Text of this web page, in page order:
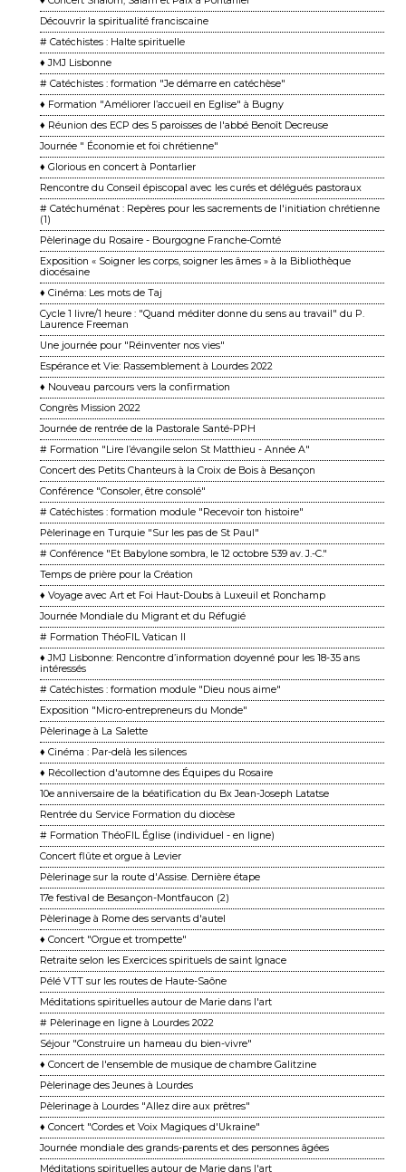
Découvrir la spiritualité franciscaine
# Catéchistes : Halte spirituelle
♦ JMJ Lisbonne
# Catéchistes : formation "Je démarre en catéchèse"
♦ Formation "Améliorer l’accueil en Eglise" à Bugny
♦ Réunion des ECP des 5 paroisses de l'abbé Benoît Decreuse
Journée " Économie et foi chrétienne"
♦ Glorious en concert à Pontarlier
Rencontre du Conseil épiscopal avec les curés et délégués pastoraux
# Catéchuménat : Repères pour les sacrements de l'initiation chrétienne
(1)
Pèlerinage du Rosaire - Bourgogne Franche-Comté
Exposition « Soigner les corps, soigner les âmes » à la Bibliothèque
diocésaine
♦ Cinéma: Les mots de Taj
Cycle 1 livre/1 heure : "Quand méditer donne du sens au travail" du P.
Laurence Freeman
Une journée pour "Réinventer nos vies"
Espérance et Vie: Rassemblement à Lourdes 2022
♦ Nouveau parcours vers la confirmation
Congrès Mission 2022
Journée de rentrée de la Pastorale Santé-PPH
# Formation "Lire l’évangile selon St Matthieu - Année A"
Concert des Petits Chanteurs à la Croix de Bois à Besançon
Conférence "Consoler, être consolé"
# Catéchistes : formation module "Recevoir ton histoire"
Pèlerinage en Turquie "Sur les pas de St Paul"
# Conférence "Et Babylone sombra, le 12 octobre 539 av. J.-C."
Temps de prière pour la Création
♦ Voyage avec Art et Foi Haut-Doubs à Luxeuil et Ronchamp
Journée Mondiale du Migrant et du Réfugié
# Formation ThéoFIL Vatican II
♦ JMJ Lisbonne: Rencontre d’information doyenné pour les 18-35 ans
intéressés
# Catéchistes : formation module "Dieu nous aime"
Exposition "Micro-entrepreneurs du Monde"
Pèlerinage à La Salette
♦ Cinéma : Par-delà les silences
♦ Récollection d'automne des Équipes du Rosaire
10e anniversaire de la béatification du Bx Jean-Joseph Latatse
Rentrée du Service Formation du diocèse
# Formation ThéoFIL Église (individuel - en ligne)
Concert flûte et orgue à Levier
Pèlerinage sur la route d'Assise. Dernière étape
17e festival de Besançon-Montfaucon (2)
Pèlerinage à Rome des servants d'autel
♦ Concert "Orgue et trompette"
Retraite selon les Exercices spirituels de saint Ignace
Pélé VTT sur les routes de Haute-Saône
Méditations spirituelles autour de Marie dans l'art
# Pèlerinage en ligne à Lourdes 2022
Séjour "Construire un hameau du bien-vivre"
♦ Concert de l'ensemble de musique de chambre Galitzine
Pèlerinage des Jeunes à Lourdes
Pèlerinage à Lourdes "Allez dire aux prêtres"
♦ Concert "Cordes et Voix Magiques d'Ukraine"
Journée mondiale des grands-parents et des personnes âgées
Méditations spirituelles autour de Marie dans l'art